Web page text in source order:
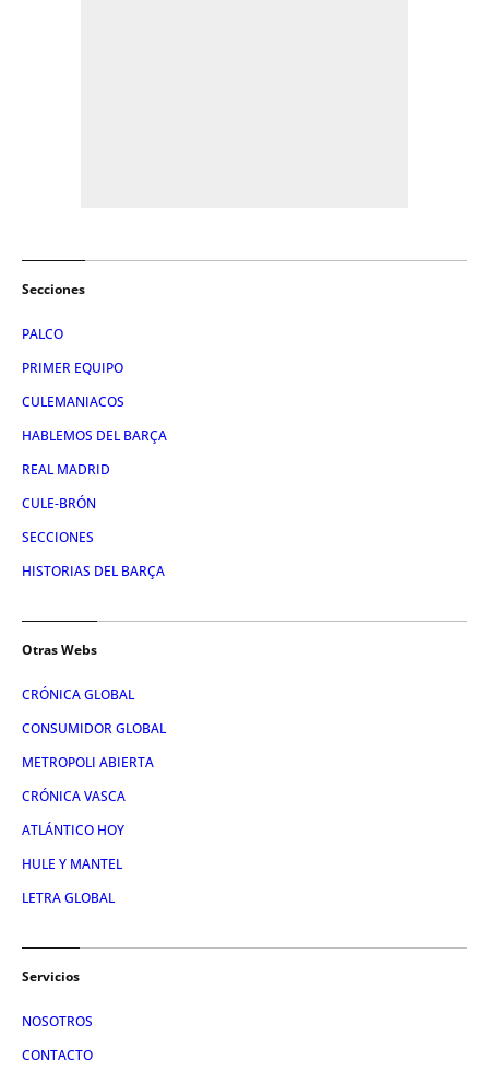
Secciones
PALCO
PRIMER EQUIPO
CULEMANIACOS
HABLEMOS DEL BARÇA
REAL MADRID
CULE-BRÓN
SECCIONES
HISTORIAS DEL BARÇA
Otras Webs
CRÓNICA GLOBAL
CONSUMIDOR GLOBAL
METROPOLI ABIERTA
CRÓNICA VASCA
ATLÁNTICO HOY
HULE Y MANTEL
LETRA GLOBAL
Servicios
NOSOTROS
CONTACTO